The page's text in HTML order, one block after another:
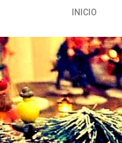
INICIO